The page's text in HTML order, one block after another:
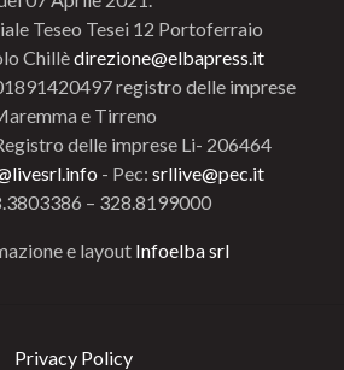
Teseo Tesei 12 Portoferraio
Chillèdirezione@elbapress.it
registro delle imprese
e Tirreno
delle imprese Li- 206464
- Pec: srllive@pec.it
– 328.8199000
e layout Infoelba srl
Privacy Policy